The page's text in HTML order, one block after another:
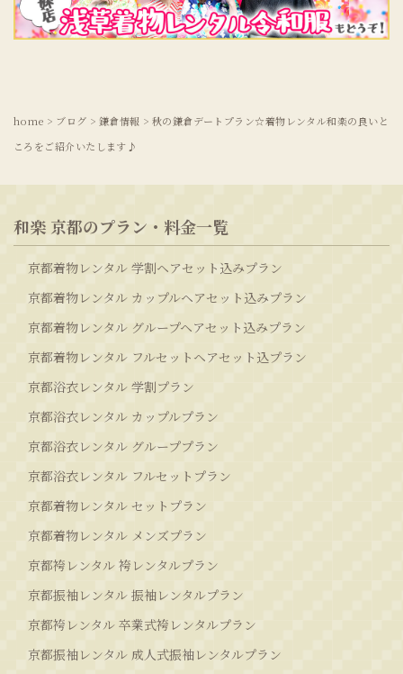
home > ブログ > 鎌倉情報 > 秋の鎌倉デートプラン☆着物レンタル和楽の良いと
ころをご紹介いたします♪
和楽 京都のプラン・料金一覧
京都着物レンタル 学割ヘアセット込みプラン
京都着物レンタル カップルヘアセット込みプラン
京都着物レンタル グループヘアセット込みプラン
京都着物レンタル フルセットヘアセット込プラン
京都浴衣レンタル 学割プラン
京都浴衣レンタル カップルプラン
京都浴衣レンタル グループプラン
京都浴衣レンタル フルセットプラン
京都着物レンタル セットプラン
京都着物レンタル メンズプラン
京都袴レンタル 袴レンタルプラン
京都振袖レンタル 振袖レンタルプラン
京都袴レンタル 卒業式袴レンタルプラン
京都振袖レンタル 成人式振袖レンタルプラン